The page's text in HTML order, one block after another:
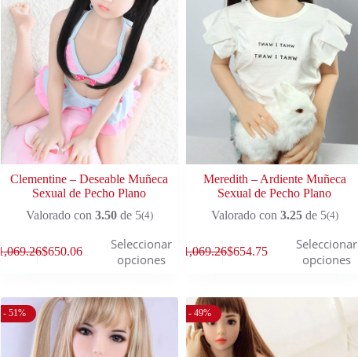
Clementine – Deseable Muñeca
Sexual de Pecho Plano
Valorado con 3.50de 5(4)
1,069.26$650.06
Seleccionar
opciones
Meredith – Ardiente Muñeca
Sexual de Pecho Plano
Valorado con 3.25de 5(4)
1,069.26$654.75
Seleccionar
opciones
- 51% - 49%